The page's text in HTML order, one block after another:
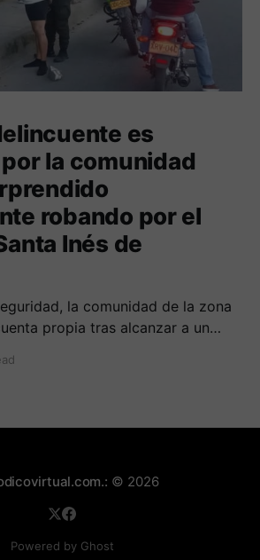
es
la comunidad
robando por el
Inés de
la comunidad de la zona
propia tras alcanzar a un
gente pedía que lo incineraran,
© 2026
Powered by Ghost